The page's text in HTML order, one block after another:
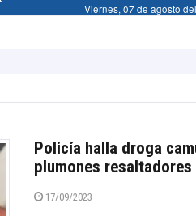
Viernes, 07 de agosto
Policía halla droga
plumones
17/09/2023